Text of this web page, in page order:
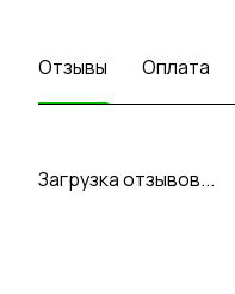
Отзывы Оплата
Загрузка отзывов...